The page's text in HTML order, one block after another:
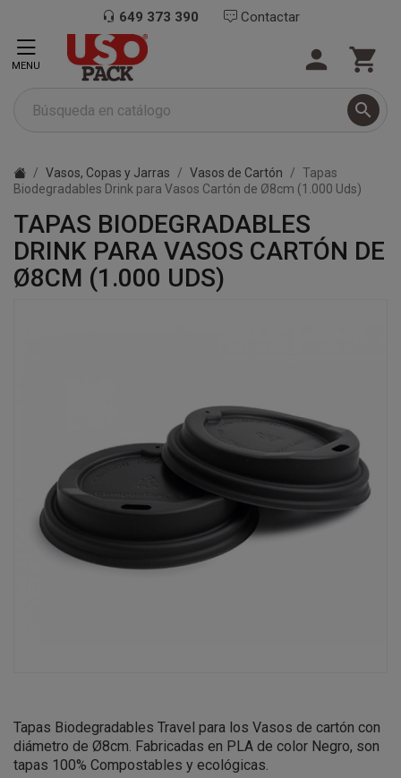
649 373 390 Contactar

 
MENU
Vasos, Copas y Jarras Vasos de Cartón
Tapas
Biodegradables Drink para Vasos Cartón de Ø8cm (1.000 Uds)
TAPAS BIODEGRADABLES
DRINK PARA VASOS CARTÓN DE
Ø8CM (1.000 UDS)
Tapas Biodegradables Travel para los Vasos de cartón con
diámetro de Ø8cm. Fabricadas en PLA de color Negro, son
tapas 100% Compostables y ecológicas.